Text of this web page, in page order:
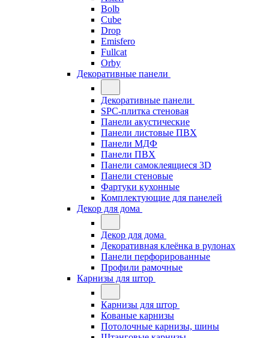
Bolb
Cube
Drop
Emisfero
Fullcat
Orby
Декоративные панели
Декоративные панели
SPC-плитка стеновая
Панели акустические
Панели листовые ПВХ
Панели МДФ
Панели ПВХ
Панели самоклеящиеся 3D
Панели стеновые
Фартуки кухонные
Комплектующие для панелей
Декор для дома
Декор для дома
Декоративная клеёнка в рулонах
Панели перфорированные
Профили рамочные
Карнизы для штор
Карнизы для штор
Кованые карнизы
Потолочные карнизы, шины